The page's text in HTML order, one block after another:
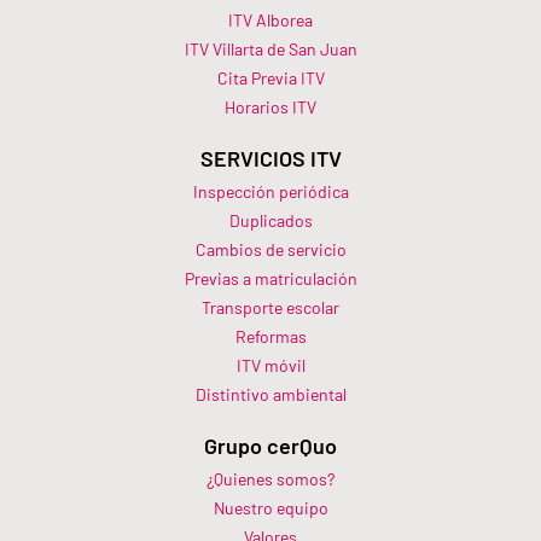
ITV Alborea
ITV Villarta de San Juan
Cita Previa ITV
Horarios ITV​
SERVICIOS ITV
Inspección periódica
Duplicados
Cambios de servicio
Previas a matriculación
Transporte escolar
Reformas
ITV móvil
Distintivo ambiental
Grupo cerQuo
¿Quienes somos?
Nuestro equipo